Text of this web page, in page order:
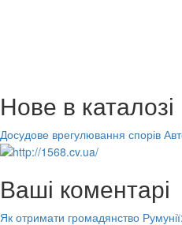
Нове в каталозі
Досудове врегулювання спорів
Ваші коментарі
Як отримати громадянство